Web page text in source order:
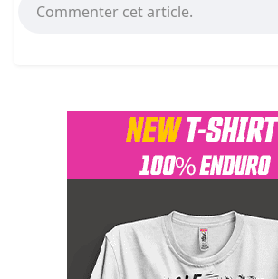
Commenter cet article.